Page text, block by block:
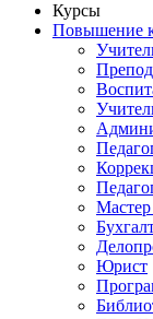
Курсы
Повышение
Мастер
Юрист